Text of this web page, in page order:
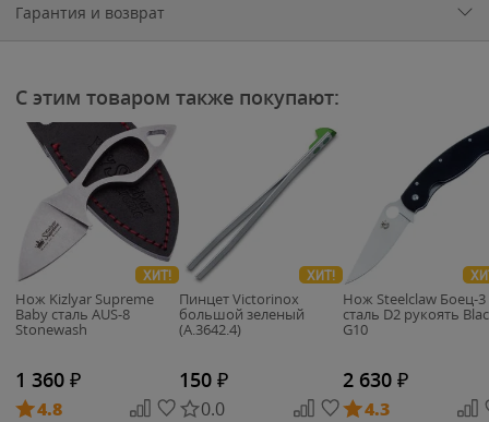
Гарантия и возврат
С этим товаром также покупают:
ХИТ!
Нож Kizlyar Supreme
Baby сталь AUS-8
Stonewash
1 360 ₽
4.8
ХИТ!
Пинцет Victorinox
большой зеленый
(A.3642.4)
150 ₽
0.0
Нож Steelclaw Боец-3
сталь D2 рукоять
G10
2 630 ₽
4.3